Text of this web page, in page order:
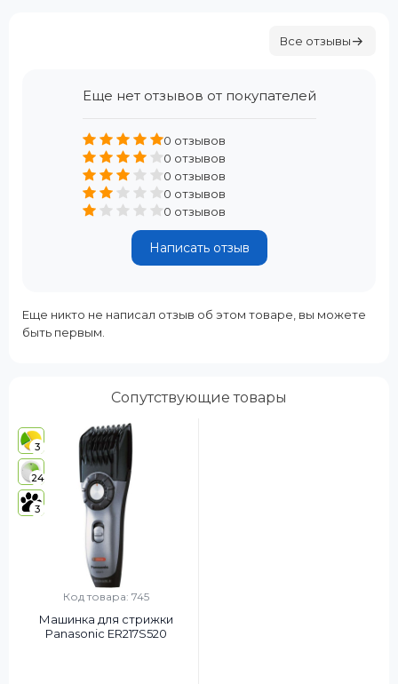
Все отзывы
Еще нет отзывов от покупателей
0 отзывов
0 отзывов
0 отзывов
0 отзывов
0 отзывов
Написать отзыв
Еще никто не написал отзыв об этом товаре, вы можете
быть первым.
Сопутствующие товары
3
24
3
Код товара: 745
Машинка для стрижки
Panasonic ER217S520